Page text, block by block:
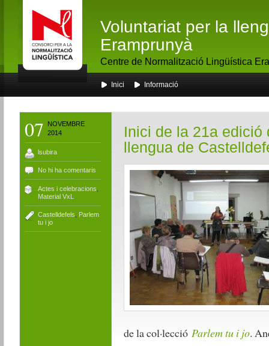
Voluntariat per la
Eramprunyà
Centre de Normalització Lingüística
Inici Informació
07
NOVEMBRE
2014
lsubira
No hi ha comentaris
Actes i celebracions
Material VxL
Castelldefels
Parlem
tu i jo
Inici de la 21a edició
llengua de
de la col·lecció Parlem tu i jo.